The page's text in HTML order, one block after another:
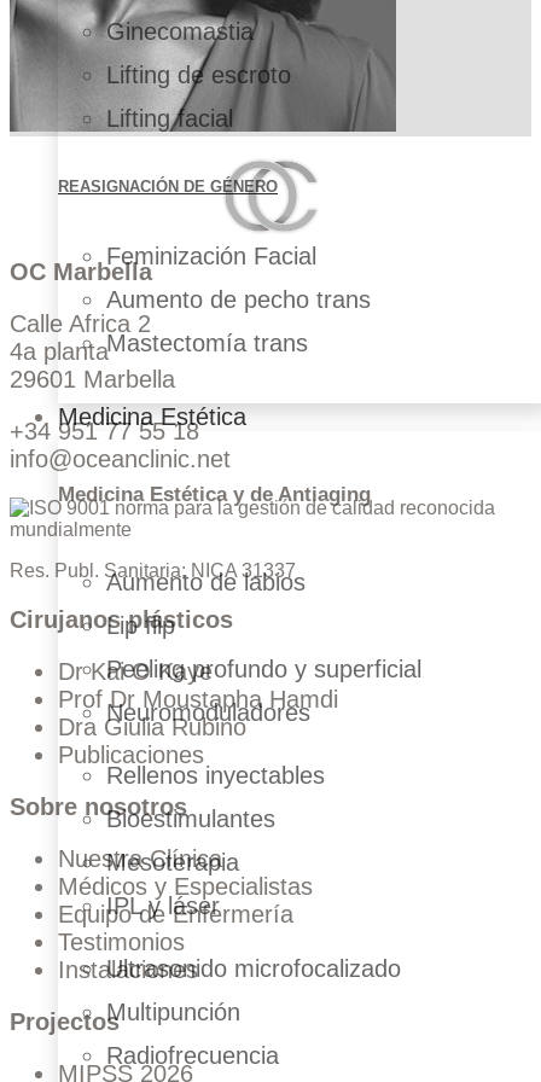
Ginecomastia
Lifting de escroto
Lifting facial
REASIGNACIÓN DE GÉNERO
Feminización Facial
Aumento de pecho trans
Mastectomía trans
Medicina Estética
Medicina Estética y de Antiaging
Aumento de labios
Lip flip
Peeling profundo y superficial
Neuromoduladores
Rellenos inyectables
Bioestimulantes
Mesoterapia
IPL y láser
Ultrasonido microfocalizado
Multipunción
Radiofrecuencia
OC Marbella
Calle Africa 2
4a planta
29601 Marbella
+34 951 77 55 18
info@oceanclinic.net
Res. Publ. Sanitaria: NICA 31337
Cirujanos plásticos
Dr Kai O Kaye
Prof Dr Moustapha Hamdi
Dra Giulia Rubino
Publicaciones
Sobre nosotros
Nuestra Clínica
Médicos y Especialistas
Equipo de Enfermería
Testimonios
Instalaciones
Projectos
MIPSS 2026